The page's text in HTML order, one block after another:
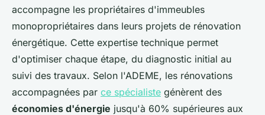
accompagne les propriétaires d'immeubles
monopropriétaires dans leurs projets de rénovation
énergétique. Cette expertise technique permet
d'optimiser chaque étape, du diagnostic initial au
suivi des travaux. Selon l'ADEME, les rénovations
accompagnées par ce spécialiste génèrent des
économies d'énergie jusqu'à 60% supérieures aux